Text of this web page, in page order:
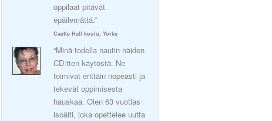
oppilaat pitävät
epäilemättä.”
Castle Hall koulu, Yorks
“Minä todella nautin näiden
CD:tten käytöstä. Ne
toimivat erittäin nopeasti ja
tekevät oppimisesta
hauskaa. Olen 63 vuotias
isoäiti, joka opettelee uutta